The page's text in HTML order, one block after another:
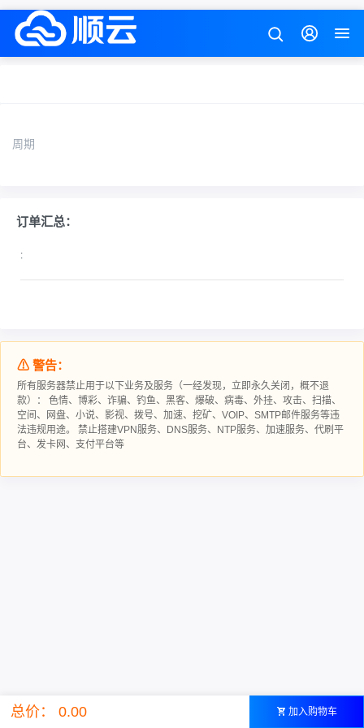
周期
订单汇总：
:
总价： 0.00 加入购物车
⚠ 警告：
所有服务器禁止用于以下业务及服务（一经发现，立即永久关闭，概不退
款）： 色情、博彩、诈骗、钓鱼、黑客、爆破、病毒、外挂、攻击、扫描、
空间、网盘、小说、影视、拨号、加速、挖矿、VOIP、SMTP邮件服务等违
法违规用途。 禁止搭建VPN服务、DNS服务、NTP服务、加速服务、代刷平
台、发卡网、支付平台等